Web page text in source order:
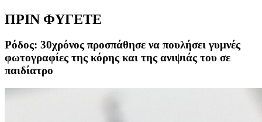
ΠΡΙΝ ΦΥΓΕΤΕ
Ρόδος: 30χρόνος προσπάθησε να πουλήσει γυμνές
φωτογραφίες της κόρης και της ανιψιάς του σε
παιδίατρο